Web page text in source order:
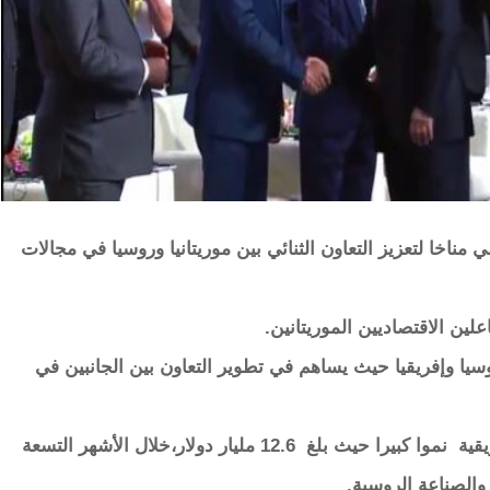
لتعزيز التعاون الثنائي بين موريتانيا وروسيا في مجالات
الاقتصاديين الموريتانين.
وإفريقيا حيث يساهم في تطوير التعاون بين الجانبين في
وقد شهد التبادل التجاري بين روسيا والدول الإفريقية نموا كبيرا حيث بلغ 12.6 مليار دولار،خلال الأشهر التسعة